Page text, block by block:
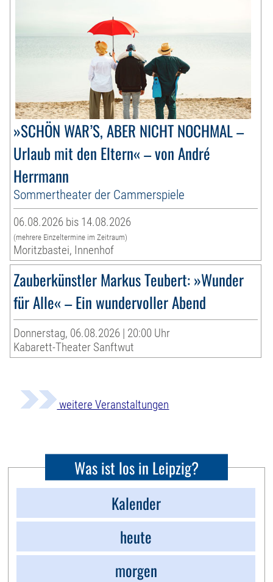
»SCHÖN WAR’S, ABER NICHT NOCHMAL –
Urlaub mit den Eltern« – von André
Herrmann
Sommertheater der Cammerspiele
06.08.2026 bis 14.08.2026
(mehrere Einzeltermine im Zeitraum)
Moritzbastei, Innenhof
Zauberkünstler Markus Teubert: »Wunder
für Alle« – Ein wundervoller Abend
Donnerstag, 06.08.2026 | 20:00 Uhr
Kabarett-Theater Sanftwut
weitere Veranstaltungen
Was ist los in Leipzig?
Kalender
heute
morgen